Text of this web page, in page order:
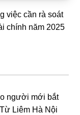
việc cần rà soát
chính năm 2025
người mới bắt
Liêm Hà Nội